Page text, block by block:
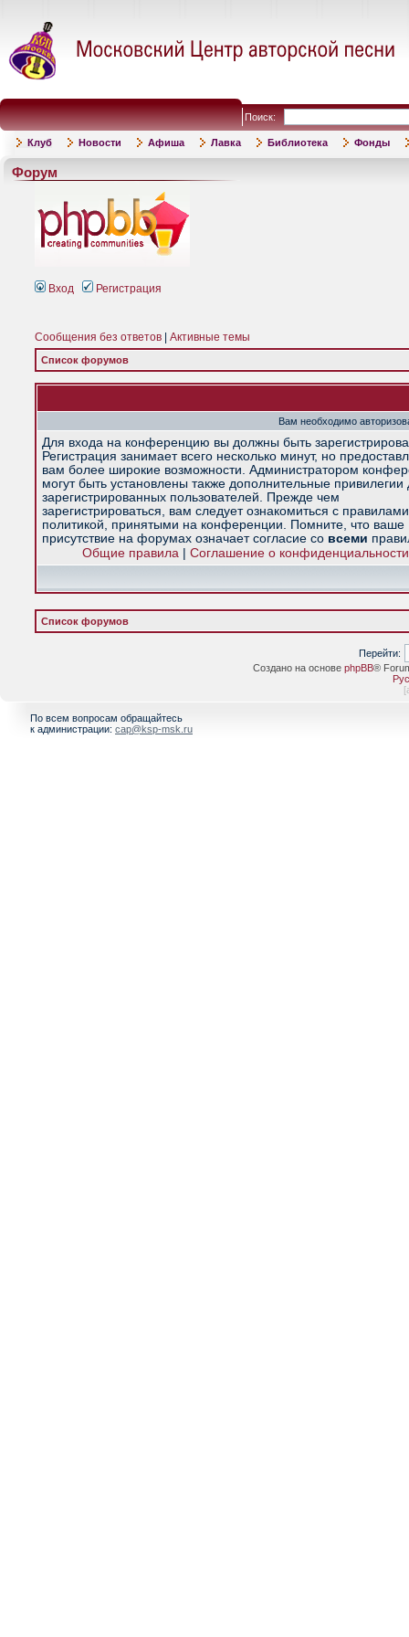
Поиск:
Клуб Новости Афиша Лавка Библиотека Фонды
Форум
Вход Регистрация
Сообщения без ответов Активные темы
Список форумов
Вам необходимо
Для входа на конференцию вы должны быть
Регистрация занимает всего несколько минут, но
вам более широкие возможности. Администратором
могут быть установлены также дополнительные привилегии
зарегистрированных пользователей. Прежде чем
зарегистрироваться, вам следует ознакомиться с
политикой, принятыми на конференции. Помните, что ваше
присутствие на форумах означает согласие со всеми
Общие правила| Соглашение о конфиденциальности
Список форумов
Перейти:
Создано на основе phpBB®
[
По всем вопросам обращайтесь
к администрации: cap@ksp-msk.ru